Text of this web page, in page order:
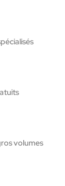
volumes